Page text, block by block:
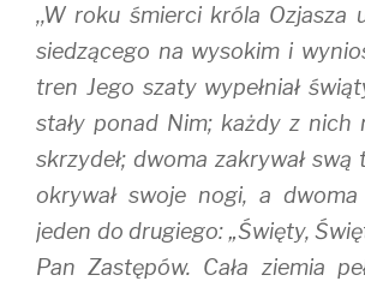
,,W roku śmierci króla Ozjasza
siedzącego na wysokim i
tren Jego szaty wypełniał
stały ponad Nim; każdy z nich
skrzydeł; dwoma zakrywał swą
okrywał swoje nogi, a dwoma
jeden do drugiego: „Święty,
Pan Zastępów. Cała ziemia